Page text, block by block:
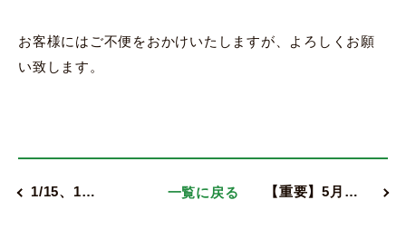
お客様にはご不便をおかけいたしますが、よろしくお願
い致します。
1/15、1… 一覧に戻る 【重要】5月…